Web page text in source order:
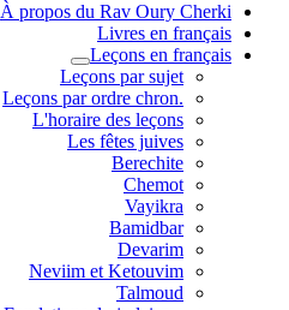
À propos du Rav Oury Cherki
Livres en français
Leçons en français
Leçons par sujet
.Leçons par ordre chron
L'horaire des leçons
Les fêtes juives
Berechite
Chemot
Vayikra
Bamidbar
Devarim
Neviim et Ketouvim
Talmoud